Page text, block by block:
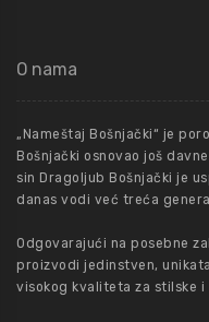
O nama
„Nameštaj Bošnjački“ je
Bošnjački osnovao još
sin Dragoljub Bošnjački je
danas vodi već treća
Odgovarajući na posebne
proizvodi jedinstven,
visokog kvaliteta za stilske